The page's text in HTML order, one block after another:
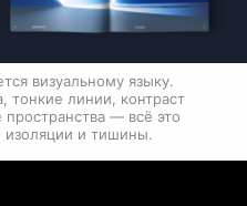
визуальному языку.
тонкие линии, контраст
— всё это
и тишины.